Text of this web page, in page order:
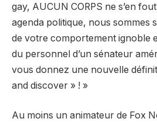
gay, AUCUN CORPS ne s’en
agenda politique, nous sommes
de votre comportement ignoble
du personnel d’un sénateur
vous donnez une nouvelle
and discover » ! »
Au moins un animateur de Fox